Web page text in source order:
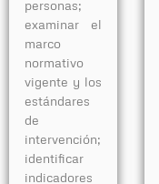
personas;
examinar el
marco
normativo
vigente y los
estándares
de
intervención;
identificar
indicadores